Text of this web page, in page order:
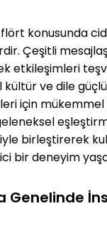
konusunda
Çeşitli
etkileşimleri
ve dile
için
birleştirerek
bir deneyim
Genelinde